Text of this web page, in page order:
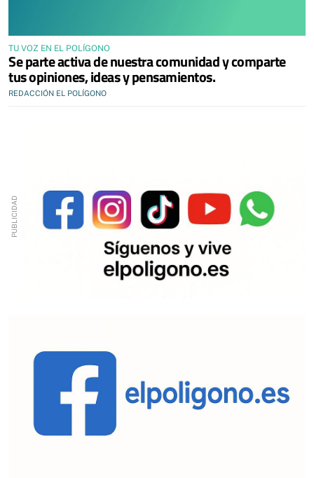
TU VOZ EN EL POLÍGONO
Se parte activa de nuestra comunidad y comparte
tus opiniones, ideas y pensamientos.
REDACCIÓN EL POLÍGONO